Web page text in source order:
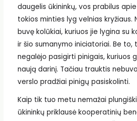
daugelis ūkininkų, vos prabilus
tokios minties lyg velnias kryžiaus.
buvę kolūkiai, kuriuos jie lygina su
ir šio sumanymo iniciatoriai. Be to,
negalėjo pasigirti pinigais, kuriuos
naują darinį. Tačiau trauktis
verslo pradžiai pinigų pasiskolinti.
Kaip tik tuo metu nemažai
ūkininkų priklausė kooperatinių